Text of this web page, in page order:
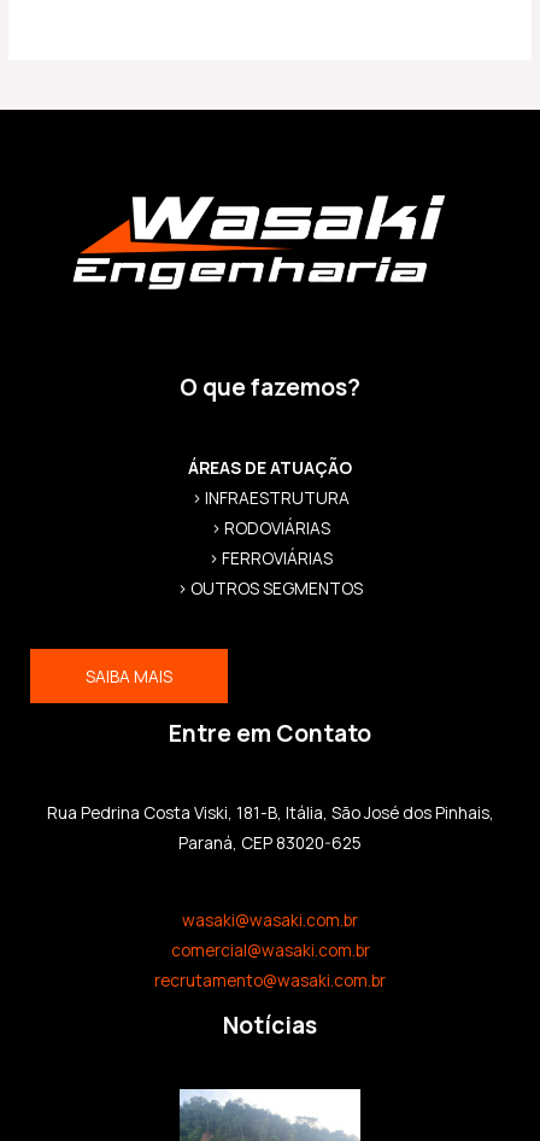
O que fazemos?
ÁREAS DE ATUAÇÃO
> INFRAESTRUTURA
> RODOVIÁRIAS
> FERROVIÁRIAS
> OUTROS SEGMENTOS
SAIBA MAIS
Entre em Contato
Rua Pedrina Costa Viski, 181-B, Itália, São José dos Pinhais,
Paraná, CEP 83020-625
wasaki@wasaki.com.br
comercial@wasaki.com.br
recrutamento@wasaki.com.br
Notícias